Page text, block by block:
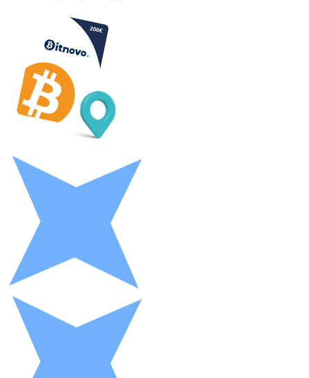
Litecoin
LTC
XRP
Buoni cripto